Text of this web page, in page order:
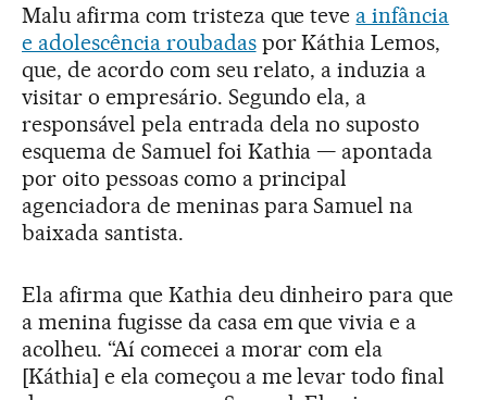
Malu afirma com tristeza que teve a infância
e adolescência roubadaspor Káthia Lemos,
que, de acordo com seu relato, a induzia a
visitar o empresário. Segundo ela, a
responsável pela entrada dela no suposto
esquema de Samuel foi Kathia — apontada
por oito pessoas como a principal
agenciadora de meninas para Samuel na
baixada santista.
Ela afirma que Kathia deu dinheiro para que
a menina fugisse da casa em que vivia e a
acolheu. “Aí comecei a morar com ela
[Káthia] e ela começou a me levar todo final